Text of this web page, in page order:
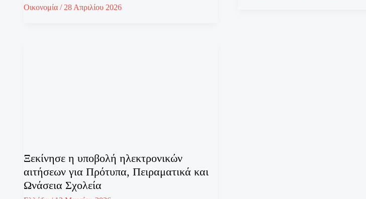
Οικονομία /28 Απριλίου 2026
Ξεκίνησε η υποβολή ηλεκτρονικών
αιτήσεων για Πρότυπα, Πειραματικά και
Ωνάσεια Σχολεία